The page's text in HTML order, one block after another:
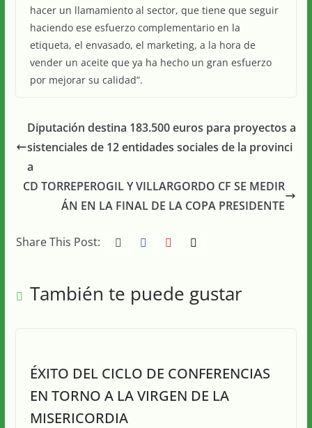
hacer un llamamiento al sector, que tiene que seguir
haciendo ese esfuerzo complementario en la
etiqueta, el envasado, el marketing, a la hora de
vender un aceite que ya ha hecho un gran esfuerzo
por mejorar su calidad”.
Diputación destina 183.500 euros para proyectos a
sistenciales de 12 entidades sociales de la provinci
a
CD TORREPEROGIL Y VILLARGORDO CF SE MEDIR
ÁN EN LA FINAL DE LA COPA PRESIDENTE
Share This Post:
También te puede gustar
ÉXITO DEL CICLO DE CONFERENCIAS
EN TORNO A LA VIRGEN DE LA
MISERICORDIA